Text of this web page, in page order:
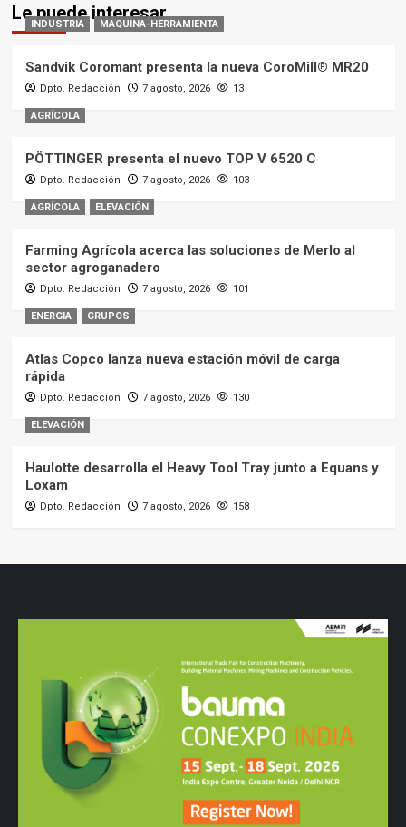
Le puede interesar
INDUSTRIA MAQUINA-HERRAMIENTA
Sandvik Coromant presenta la nueva CoroMill® MR20
Dpto. Redacción 7 agosto, 2026 13
AGRÍCOLA
PÖTTINGER presenta el nuevo TOP V 6520 C
Dpto. Redacción 7 agosto, 2026 103
AGRÍCOLA ELEVACIÓN
Farming Agrícola acerca las soluciones de Merlo al
sector agroganadero
Dpto. Redacción 7 agosto, 2026 101
ENERGIA GRUPOS
Atlas Copco lanza nueva estación móvil de carga
rápida
Dpto. Redacción 7 agosto, 2026 130
ELEVACIÓN
Haulotte desarrolla el Heavy Tool Tray junto a Equans y
Loxam
Dpto. Redacción 7 agosto, 2026 158